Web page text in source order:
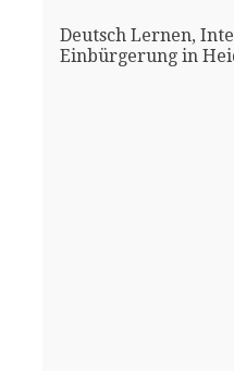
Deutsch Lernen,
Einbürgerung in